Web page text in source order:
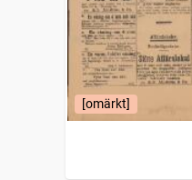
[omärkt]